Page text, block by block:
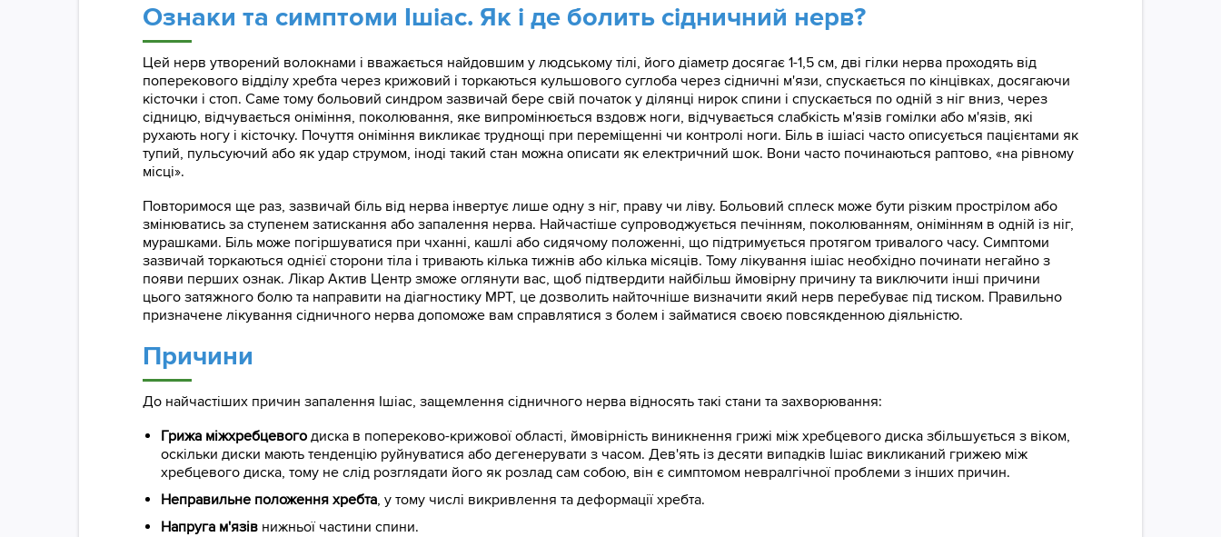
Ознаки та симптоми Ішіас. Як і де болить сідничний нерв?
Цей нерв утворений волокнами і вважається найдовшим у людському тілі, його діаметр досягає 1-1,5 см, дві гілки нерва проходять від
поперекового відділу хребта через крижовий і торкаються кульшового суглоба через сідничні м'язи, спускається по кінцівках, досягаючи
кісточки і стоп. Саме тому больовий синдром зазвичай бере свій початок у ділянці нирок спини і спускається по одній з ніг вниз, через
сідницю, відчувається оніміння, поколювання, яке випромінюється вздовж ноги, відчувається слабкість м'язів гомілки або м'язів, які
рухають ногу і кісточку. Почуття оніміння викликає труднощі при переміщенні чи контролі ноги. Біль в ішіасі часто описується пацієнтами як
тупий, пульсуючий або як удар струмом, іноді такий стан можна описати як електричний шок. Вони часто починаються раптово, «на рівному
місці».
Повторимося ще раз, зазвичай біль від нерва інвертує лише одну з ніг, праву чи ліву. Больовий сплеск може бути різким прострілом або
змінюватись за ступенем затискання або запалення нерва. Найчастіше супроводжується печінням, поколюванням, онімінням в одній із ніг,
мурашками. Біль може погіршуватися при чханні, кашлі або сидячому положенні, що підтримується протягом тривалого часу. Симптоми
зазвичай торкаються однієї сторони тіла і тривають кілька тижнів або кілька місяців. Тому лікування ішіас необхідно починати негайно з
появи перших ознак. Лікар Актив Центр зможе оглянути вас, щоб підтвердити найбільш ймовірну причину та виключити інші причини
цього затяжного болю та направити на діагностику МРТ, це дозволить найточніше визначити який нерв перебуває під тиском. Правильно
призначене лікування сідничного нерва допоможе вам справлятися з болем і займатися своєю повсякденною діяльністю.
Причини
До найчастіших причин запалення Ішіас, защемлення сідничного нерва відносять такі стани та захворювання:
Грижа міжхребцевого диска в попереково-крижової області, ймовірність виникнення грижі між хребцевого диска збільшується з віком,
оскільки диски мають тенденцію руйнуватися або дегенерувати з часом. Дев'ять із десяти випадків Ішіас викликаний грижею між
хребцевого диска, тому не слід розглядати його як розлад сам собою, він є симптомом невралгічної проблеми з інших причин.
Неправильне положення хребта, у тому числі викривлення та деформації хребта.
Напруга м'язів нижньої частини спини.